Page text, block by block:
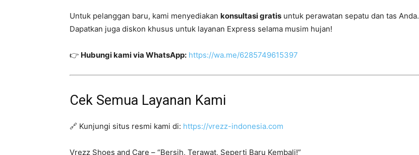
Untuk pelanggan baru, kami menyediakan konsultasi gratis untuk perawatan sepatu dan tas Anda.
Dapatkan juga diskon khusus untuk layanan Express selama musim hujan!
👉 Hubungi kami via WhatsApp: https://wa.me/6285749615397
Cek Semua Layanan Kami
🔗 Kunjungi situs resmi kami di: https://vrezz-indonesia.com
Vrezz Shoes and Care – “Bersih, Terawat, Seperti Baru Kembali!”